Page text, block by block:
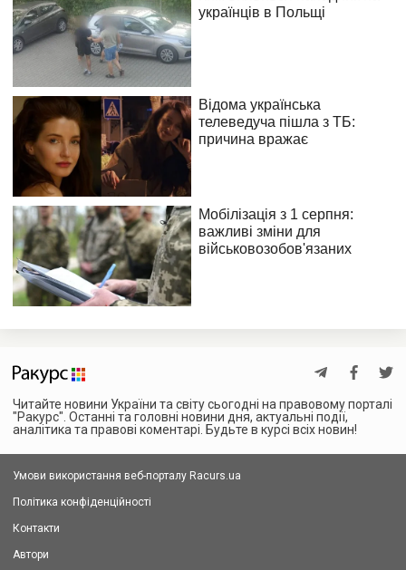
Читайте новини України та світу сьогодні на правовому порталі
"Ракурс". Останні та головні новини дня, актуальні події,
аналітика та правові коментарі. Будьте в курсі всіх новин!
Умови використання веб-порталу Racurs.ua
Політика конфіденційності
Контакти
Автори